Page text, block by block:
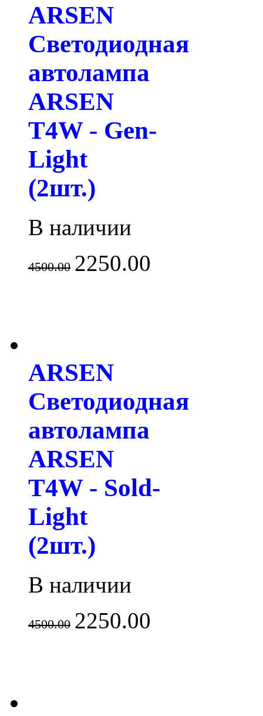
ARSEN
Светодиодная
автолампа
ARSEN
T4W - Gen-
Light
(2шт.)
В наличии
4500.00 2250.00
ARSEN
Светодиодная
автолампа
ARSEN
T4W - Sold-
Light
(2шт.)
В наличии
4500.00 2250.00